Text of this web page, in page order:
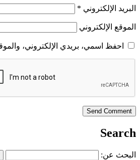
البريد الإلكتروني *
الموقع الإلكتروني
احفظ اسمي، بريدي الإلكتروني،
Search
البحث عن: